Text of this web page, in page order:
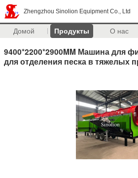
Zhengzhou Sinolion Equipment Co., Ltd
Домой Продукты О нас
9400*2200*2900MM Машина для
для отделения песка в тяжелых